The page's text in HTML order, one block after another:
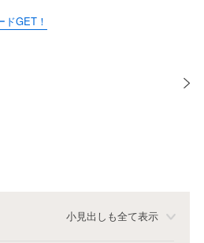
GET！
小見出しも全て表示